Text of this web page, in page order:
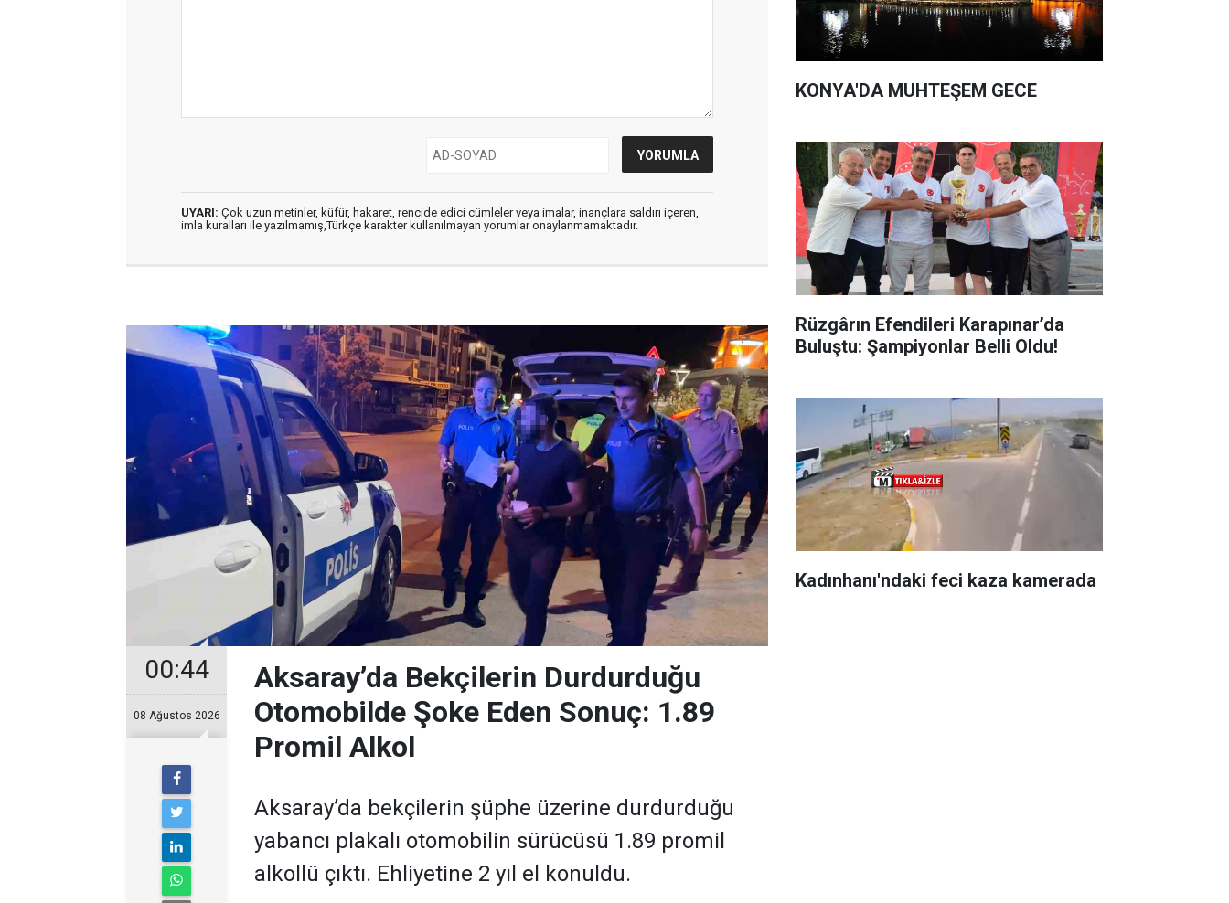
UYARI: Çok uzun metinler, küfür, hakaret, rencide edici cümleler veya imalar, inançlara saldırı içeren,
imla kuralları ile yazılmamış,Türkçe karakter kullanılmayan yorumlar onaylanmamaktadır.
00:44
08 Ağustos 2026
Aksaray’da Bekçilerin Durdurduğu
Otomobilde Şoke Eden Sonuç: 1.89
Promil Alkol
Aksaray’da bekçilerin şüphe üzerine durdurduğu
yabancı plakalı otomobilin sürücüsü 1.89 promil
alkollü çıktı. Ehliyetine 2 yıl el konuldu.
KONYA'DA MUHTEŞEM GECE
Rüzgârın Efendileri Karapınar’da
Buluştu: Şampiyonlar Belli Oldu!
Kadınhanı'ndaki feci kaza kamerada